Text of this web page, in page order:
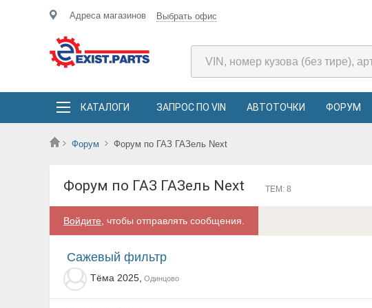
Адреса магазинов Выбрать офис
КАТАЛОГИ ЗАПРОС ПО VIN АВТОТОЧКИ ФОРУМ
Форум Форум по ГАЗ ГАЗель Next
Форум по ГАЗ ГАЗель Next ТЕМ: 8
Войдите , чтобы отправлять сообщения.
Сажевый фильтр
Тёма 2025, Одинцово